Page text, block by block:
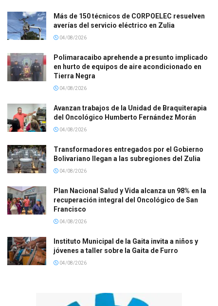
Más de 150 técnicos de CORPOELEC resuelven
averías del servicio eléctrico en Zulia
04/08/2026
Polimaracaibo aprehende a presunto implicado
en hurto de equipos de aire acondicionado en
Tierra Negra
04/08/2026
Avanzan trabajos de la Unidad de Braquiterapia
del Oncológico Humberto Fernández Morán
04/08/2026
Transformadores entregados por el Gobierno
Bolivariano llegan a las subregiones del Zulia
04/08/2026
Plan Nacional Salud y Vida alcanza un 98% en la
recuperación integral del Oncológico de San
Francisco
04/08/2026
Instituto Municipal de la Gaita invita a niños y
jóvenes a taller sobre la Gaita de Furro
04/08/2026